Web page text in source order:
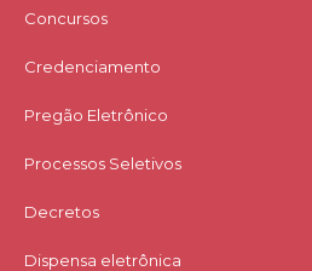
Concursos
Credenciamento
Pregão Eletrônico
Processos Seletivos
Decretos
Dispensa eletrônica